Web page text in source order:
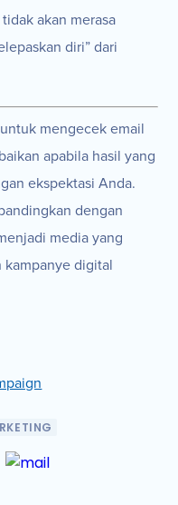
akan merasa
diri” dari
mengecek email
apabila hasil yang
ekspektasi Anda.
dengan
media yang
digital